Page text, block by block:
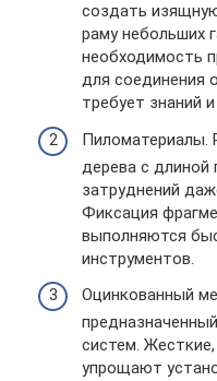
создать
раму небольших
необходимость
для соединения
требует знаний
Пиломатериалы.
дерева с длиной
затруднений
Фиксация
выполняются
инструментов.
Оцинкованный
систем.
упрощают